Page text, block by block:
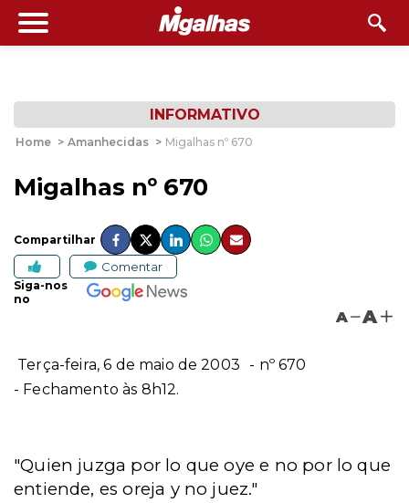
INFORMATIVO
Home > Amanhecidas > Migalhas nº 670
Migalhas nº 670
Compartilhar
Comentar
Siga-nos
no
A A
Terça-feira, 6 de maio de 2003
- nº 670
- Fechamento às 8h12.
"Quien juzga por lo que oye e no por lo que
entiende, es oreja y no juez."